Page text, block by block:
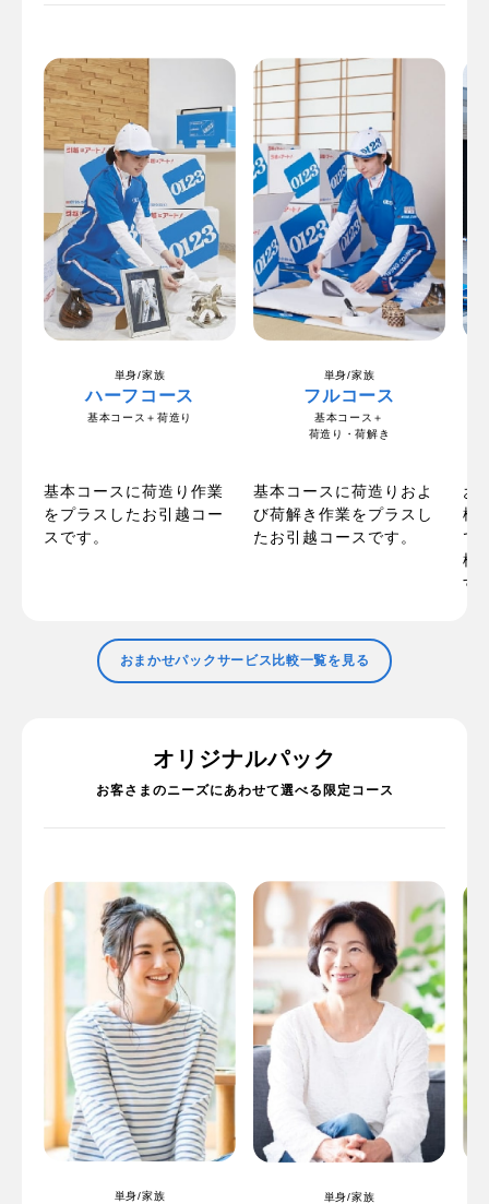
単身/家族
ハーフコース
基本コース＋荷造り
基本コースに荷造り作業
をプラスしたお引越コー
スです。
単身/家族
フルコース
基本コース＋
荷造り・荷解き
基本コースに荷造りおよ
び荷解き作業をプラスし
たお引越コースです。
お
梱
で
標
す
オリジナルパック
お客さまのニーズにあわせて選べる限定コース
単身/家族 単身/家族
おまかせパックサービス比較一覧を見る